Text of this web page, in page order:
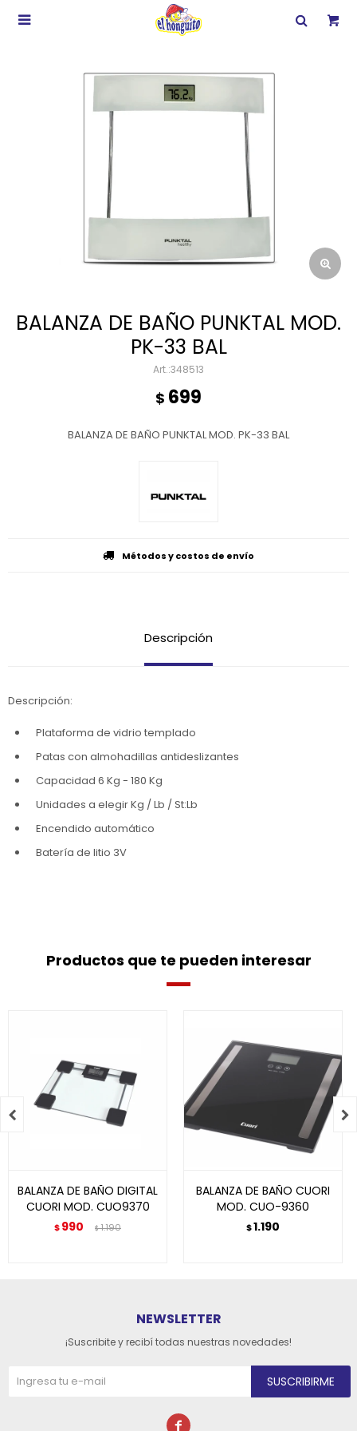

BALANZA DE BAÑO PUNKTAL MOD.
PK-33 BAL
348513
$ 699
BALANZA DE BAÑO PUNKTAL MOD. PK-33 BAL
Métodos y costos de envío
Descripción
Descripción:
Plataforma de vidrio templado
Patas con almohadillas antideslizantes
Capacidad 6 Kg - 180 Kg
Unidades a elegir Kg / Lb / St:Lb
Encendido automático
Batería de litio 3V
Productos que te pueden interesar
BALANZA DE BAÑO DIGITAL
CUORI MOD. CUO9370
$990 $1.190
BALANZA DE BAÑO CUORI
MOD. CUO-9360
$1.190
 
NEWSLETTER
¡Suscribite y recibí todas nuestras novedades!
SUSCRIBIRME
